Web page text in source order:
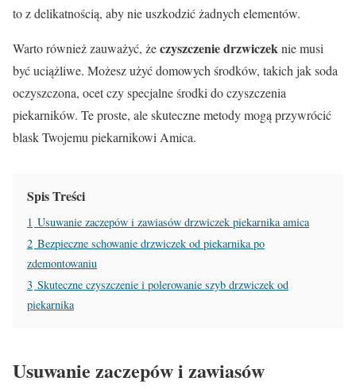
to z delikatnością, aby nie uszkodzić żadnych elementów.
Warto również zauważyć, żeczyszczenie drzwiczeknie musi
być uciążliwe. Możesz użyć domowych środków, takich jak soda
oczyszczona, ocet czy specjalne środki do czyszczenia
piekarników. Te proste, ale skuteczne metody mogą przywrócić
blask Twojemu piekarnikowi Amica.
Spis Treści
1 Usuwanie zaczepów i zawiasów drzwiczek piekarnika amica
2 Bezpieczne schowanie drzwiczek od piekarnika po
zdemontowaniu
3 Skuteczne czyszczenie i polerowanie szyb drzwiczek od
piekarnika
Usuwanie zaczepów i zawiasów